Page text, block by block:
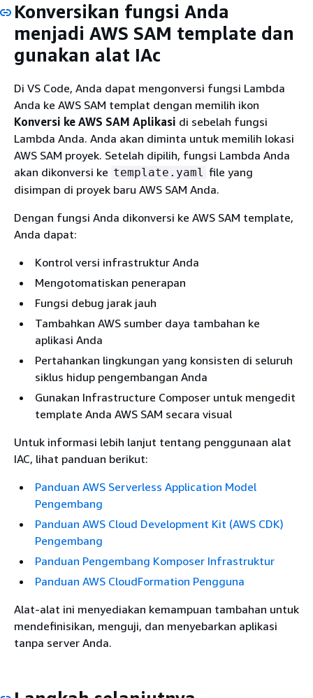
Konversikan fungsi Anda
menjadi AWS SAM template dan
gunakan alat IAc
Di VS Code, Anda dapat mengonversi fungsi Lambda
Anda ke AWS SAM templat dengan memilih ikon
Konversi ke AWS SAM Aplikasi di sebelah fungsi
Lambda Anda. Anda akan diminta untuk memilih lokasi
AWS SAM proyek. Setelah dipilih, fungsi Lambda Anda
akan dikonversi ke template.yaml file yang
disimpan di proyek baru AWS SAM Anda.
Dengan fungsi Anda dikonversi ke AWS SAM template,
Anda dapat:
Kontrol versi infrastruktur Anda
Mengotomatiskan penerapan
Fungsi debug jarak jauh
Tambahkan AWS sumber daya tambahan ke
aplikasi Anda
Pertahankan lingkungan yang konsisten di seluruh
siklus hidup pengembangan Anda
Gunakan Infrastructure Composer untuk mengedit
template Anda AWS SAM secara visual
Untuk informasi lebih lanjut tentang penggunaan alat
IAC, lihat panduan berikut:
Panduan AWS Serverless Application Model
Pengembang
Panduan AWS Cloud Development Kit (AWS CDK)
Pengembang
Panduan Pengembang Komposer Infrastruktur
Panduan AWS CloudFormation Pengguna
Alat-alat ini menyediakan kemampuan tambahan untuk
mendefinisikan, menguji, dan menyebarkan aplikasi
tanpa server Anda.